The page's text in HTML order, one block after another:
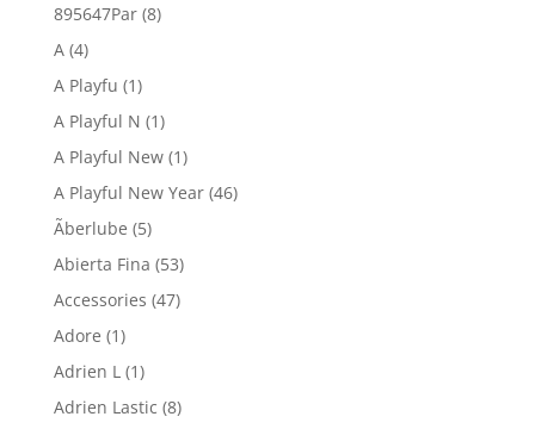
895647Par (8)
A (4)
A Playfu (1)
A Playful N (1)
A Playful New (1)
A Playful New Year (46)
Ãberlube (5)
Abierta Fina (53)
Accessories (47)
Adore (1)
Adrien L (1)
Adrien Lastic (8)